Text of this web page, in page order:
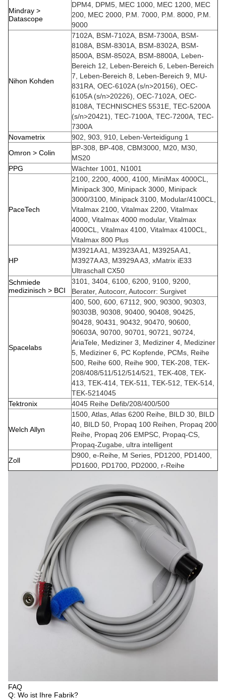
Mindray >
Datascope
DPM4, DPM5, MEC 1000, MEC 1200, MEC
200, MEC 2000, P.M. 7000, P.M. 8000, P.M.
9000
Nihon Kohden
7102A, BSM-7102A, BSM-7300A, BSM-
8108A, BSM-8301A, BSM-8302A, BSM-
8500A, BSM-8502A, BSM-8800A, Leben-
Bereich 12, Leben-Bereich 6, Leben-Bereich
7, Leben-Bereich 8, Leben-Bereich 9, MU-
831RA, OEC-6102A (s/n>20156), OEC-
6105A (s/n>20226), OEC-7102A, OEC-
8108A, TECHNISCHES 5531E, TEC-5200A
(s/n>20421), TEC-7100A, TEC-7200A, TEC-
7300A
Novametrix
902, 903, 910, Leben-Verteidigung 1
Omron > Colin
BP-308, BP-408, CBM3000, M20, M30,
MS20
PPG
Wächter 1001, N1001
PaceTech
2100, 2200, 4000, 4100, MiniMax 4000CL,
Minipack 300, Minipack 3000, Minipack
3000/3100, Minipack 3100, Modular/4100CL,
Vitalmax 2100, Vitalmax 2200, Vitalmax
4000, Vitalmax 4000 modular, Vitalmax
4000CL, Vitalmax 4100, Vitalmax 4100CL,
Vitalmax 800 Plus
HP
M3921A A1, M3923A A1, M3925A A1,
M3927A A3, M3929A A3, xMatrix iE33
Ultraschall CX50
Schmiede
medizinisch > BCI
3101, 3404, 6100, 6200, 9100, 9200,
Berater, Autocorr, Autocorr: Surgivet
Spacelabs
400, 500, 600, 67112, 900, 90300, 90303,
90303B, 90308, 90400, 90408, 90425,
90428, 90431, 90432, 90470, 90600,
90603A, 90700, 90701, 90721, 90724,
AriaTele, Mediziner 3, Mediziner 4, Mediziner
5, Mediziner 6, PC Kopfende, PCMs, Reihe
500, Reihe 600, Reihe 900, TEK-208, TEK-
208/408/511/512/514/521, TEK-408, TEK-
413, TEK-414, TEK-511, TEK-512, TEK-514,
TEK-5214045
Tektronix
4045 Reihe Defib/208/400/500
Welch Allyn
1500, Atlas, Atlas 6200 Reihe, BILD 30, BILD
40, BILD 50, Propaq 100 Reihen, Propaq 200
Reihe, Propaq 206 EMPSC, Propaq-CS,
Propaq-Zugabe, ultra intelligent
Zoll
D900, e-Reihe, M Series, PD1200, PD1400,
PD1600, PD1700, PD2000, r-Reihe
FAQ
Q: Wo ist Ihre Fabrik?